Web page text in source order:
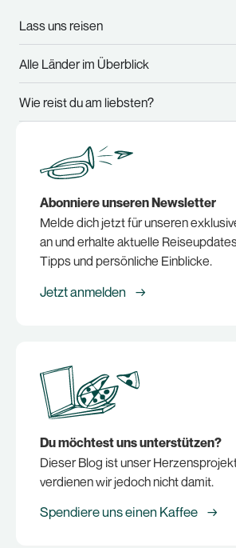
Lass uns reisen
Alle Länder im Überblick
Wie reist du am liebsten?
Abonniere unseren Newsletter
Melde dich jetzt für unseren
an und erhalte aktuelle
Tipps und persönliche Einblicke.
Jetzt anmelden →
Du möchtest uns unterstützen?
Dieser Blog ist unser
verdienen wir jedoch nicht damit.
Spendiere uns einen Kaffee →